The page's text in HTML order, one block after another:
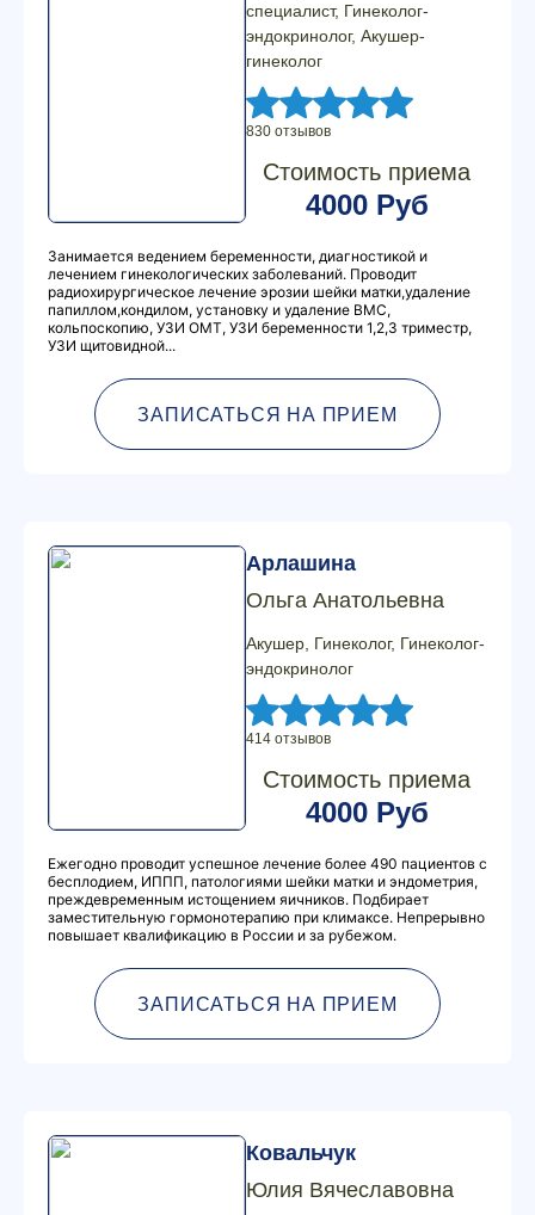
специалист, Гинеколог-
эндокринолог, Акушер-
гинеколог
830 отзывов
Стоимость приема
4000 Руб
Занимается ведением беременности, диагностикой и
лечением гинекологических заболеваний. Проводит
радиохирургическое лечение эрозии шейки матки,удаление
папиллом,кондилом, установку и удаление ВМС,
кольпоскопию, УЗИ ОМТ, УЗИ беременности 1,2,3 триместр,
УЗИ щитовидной...
ЗАПИСАТЬСЯ НА ПРИЕМ
Арлашина
Ольга Анатольевна
Акушер, Гинеколог, Гинеколог-
эндокринолог
414 отзывов
Стоимость приема
4000 Руб
Ежегодно проводит успешное лечение более 490 пациентов с
бесплодием, ИППП, патологиями шейки матки и эндометрия,
преждевременным истощением яичников. Подбирает
заместительную гормонотерапию при климаксе. Непрерывно
повышает квалификацию в России и за рубежом.
ЗАПИСАТЬСЯ НА ПРИЕМ
Ковальчук
Юлия Вячеславовна